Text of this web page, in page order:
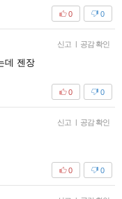
0
0
신고 | 공감 확인
데 젠장
0
0
신고 | 공감 확인
0
0